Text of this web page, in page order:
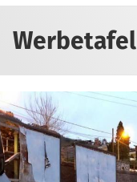
Werbetafel